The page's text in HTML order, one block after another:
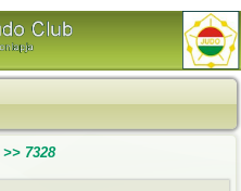
>> 7328